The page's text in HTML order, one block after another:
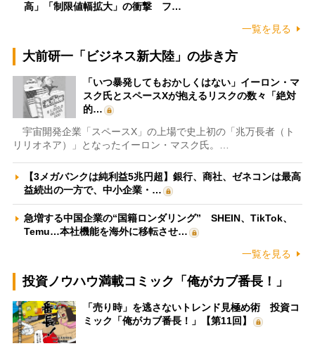
高」「制限値幅拡大」の衝撃 フ…
一覧を見る
大前研一「ビジネス新大陸」の歩き方
「いつ暴発してもおかしくはない」イーロン・マ
スク氏とスペースXが抱えるリスクの数々「絶対
的…
宇宙開発企業「スペースX」の上場で史上初の「兆万長者（ト
リリオネア）」となったイーロン・マスク氏。…
【3メガバンクは純利益5兆円超】銀行、商社、ゼネコンは最高
益続出の一方で、中小企業・…
急増する中国企業の“国籍ロンダリング” SHEIN、TikTok、
Temu…本社機能を海外に移転させ…
一覧を見る
投資ノウハウ満載コミック「俺がカブ番長！」
「売り時」を逃さないトレンド見極め術 投資コ
ミック「俺がカブ番長！」【第11回】